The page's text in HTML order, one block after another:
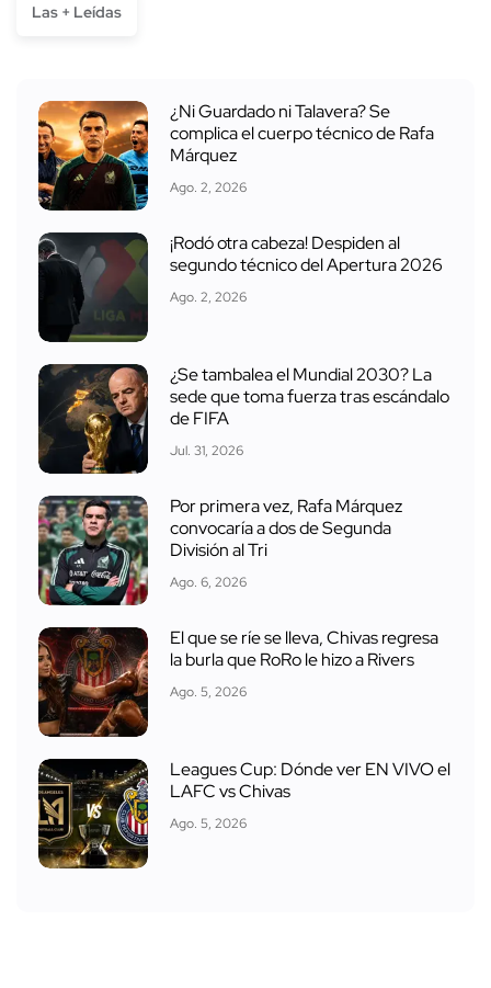
Las + Leídas
¿Ni Guardado ni Talavera? Se
complica el cuerpo técnico de Rafa
Márquez
Ago. 2, 2026
¡Rodó otra cabeza! Despiden al
segundo técnico del Apertura 2026
Ago. 2, 2026
¿Se tambalea el Mundial 2030? La
sede que toma fuerza tras escándalo
de FIFA
Jul. 31, 2026
Por primera vez, Rafa Márquez
convocaría a dos de Segunda
División al Tri
Ago. 6, 2026
El que se ríe se lleva, Chivas regresa
la burla que RoRo le hizo a Rivers
Ago. 5, 2026
Leagues Cup: Dónde ver EN VIVO el
LAFC vs Chivas
Ago. 5, 2026